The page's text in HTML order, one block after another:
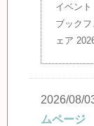
イベント
ブック
ェア
2026/08/
ムページ